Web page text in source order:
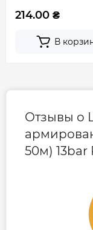
214.00 ₴
В
Отзывы о
50м) 13bar